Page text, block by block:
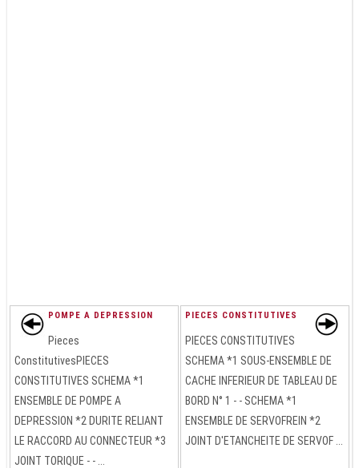
POMPE A DEPRESSION
Pieces
ConstitutivesPIECES
CONSTITUTIVES SCHEMA *1
ENSEMBLE DE POMPE A
DEPRESSION *2 DURITE RELIANT
LE RACCORD AU CONNECTEUR *3
JOINT TORIQUE - - ...
PIECES CONSTITUTIVES
PIECES CONSTITUTIVES
SCHEMA *1 SOUS-ENSEMBLE DE
CACHE INFERIEUR DE TABLEAU DE
BORD N° 1 - - SCHEMA *1
ENSEMBLE DE SERVOFREIN *2
JOINT D'ETANCHEITE DE SERVOF ...